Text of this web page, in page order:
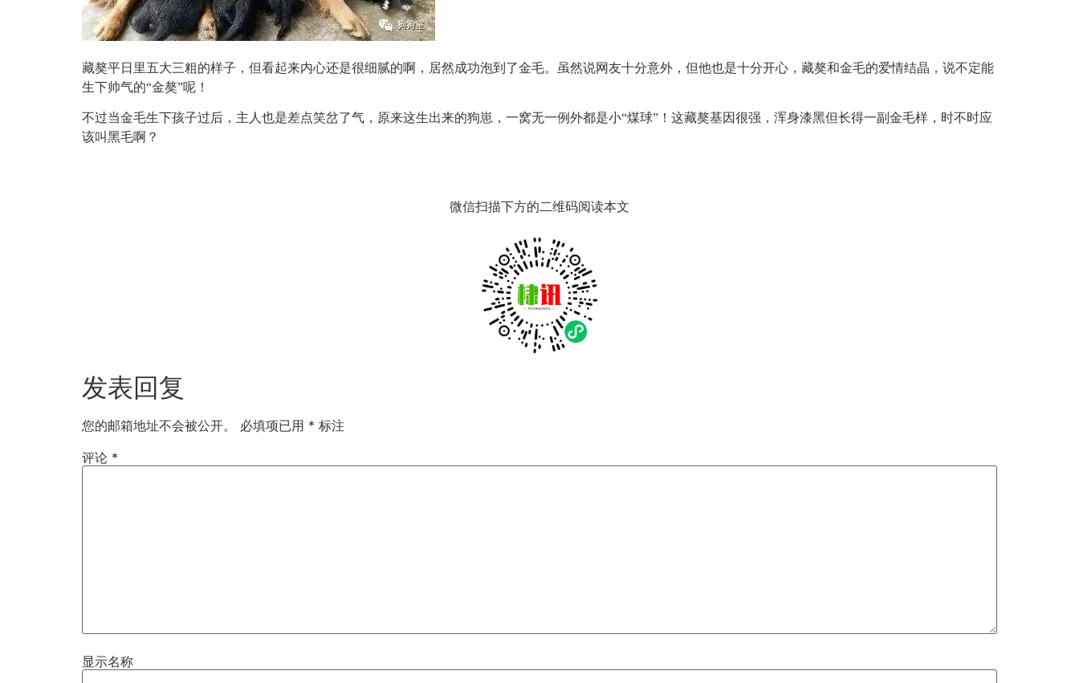
藏獒平日里五大三粗的样子，但看起来内心还是很细腻的啊，居然成功泡到了金毛。虽然说网友十分意外，但他也是十分开心，藏獒和金毛的爱情结晶，说不定能
生下帅气的“金獒”呢！
不过当金毛生下孩子过后，主人也是差点笑岔了气，原来这生出来的狗崽，一窝无一例外都是小“煤球”！这藏獒基因很强，浑身漆黑但长得一副金毛样，时不时应
该叫黑毛啊？
微信扫描下方的二维码阅读本文
发表回复
您的邮箱地址不会被公开。 必填项已用 * 标注
评论 *
显示名称